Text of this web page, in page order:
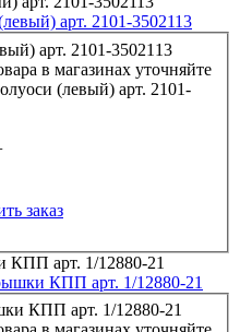
арт. 2101-3502113
в магазинах уточняйте
(левый) арт. 2101-
заказ
КПП арт. 1/12880-21